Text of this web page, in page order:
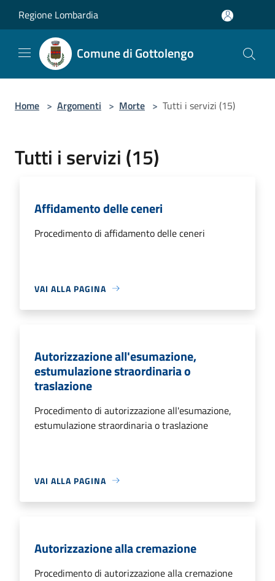
Regione Lombardia
Comune di Gottolengo
Home > Argomenti > Morte > Tutti i servizi (15)
Tutti i servizi (15)
Affidamento delle ceneri
Procedimento di affidamento delle ceneri
VAI ALLA PAGINA
Autorizzazione all'esumazione,
estumulazione straordinaria o
traslazione
Procedimento di autorizzazione all'esumazione,
estumulazione straordinaria o traslazione
VAI ALLA PAGINA
Autorizzazione alla cremazione
Procedimento di autorizzazione alla cremazione